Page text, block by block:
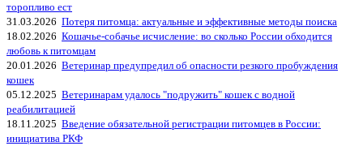
торопливо ест
31.03.2026 Потеря питомца: актуальные и эффективные методы поиска
18.02.2026 Кошачье-собачье исчисление: во сколько России обходится
любовь к питомцам
20.01.2026 Ветеринар предупредил об опасности резкого пробуждения
кошек
05.12.2025 Ветеринарам удалось "подружить" кошек с водной
реабилитацией
18.11.2025 Введение обязательной регистрации питомцев в России:
инициатива РКФ